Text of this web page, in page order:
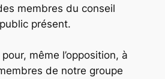
membres du conseil
présent.
même l’opposition, à
de notre groupe